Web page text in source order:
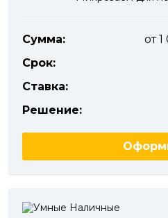
Сумма:
от
Срок:
Ставка:
Решение: